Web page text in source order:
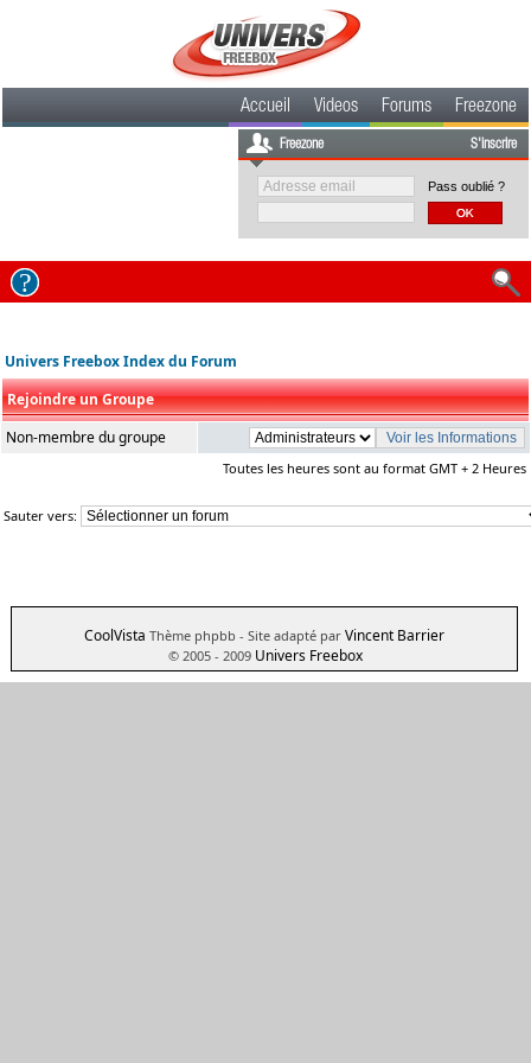
Accueil Videos Forums Freezone
Freezone S'inscrire
Pass oublié ?
Univers Freebox Index du Forum
Rejoindre un Groupe
Non-membre du groupe
Toutes les heures sont au format GMT + 2 Heures
Sauter vers:
CoolVista Thème phpbb - Site adapté par Vincent Barrier
© 2005 - 2009 Univers Freebox